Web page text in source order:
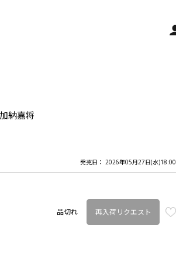
納嘉将
発売日： 2026年05月27日(水)18:00
品切れ 再入荷リクエスト